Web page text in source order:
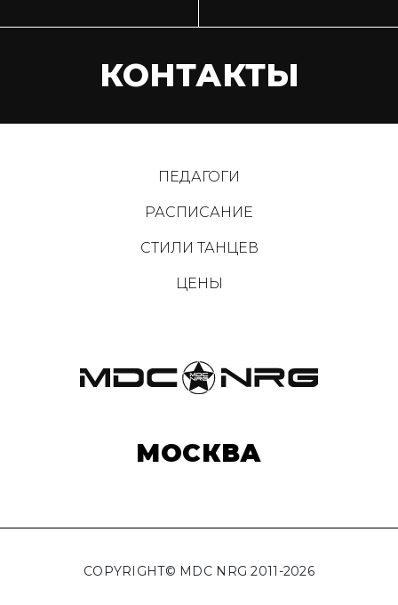
КОНТАКТЫ
ПЕДАГОГИ
РАСПИСАНИЕ
СТИЛИ ТАНЦЕВ
ЦЕНЫ
МОСКВА
COPYRIGHT© MDC NRG 2011-2026